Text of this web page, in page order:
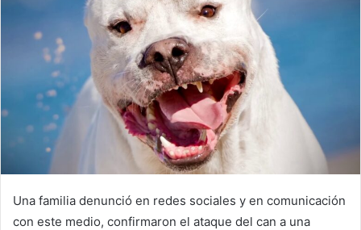
Una familia denunció en redes sociales y en comunicación
con este medio, confirmaron el ataque del can a una